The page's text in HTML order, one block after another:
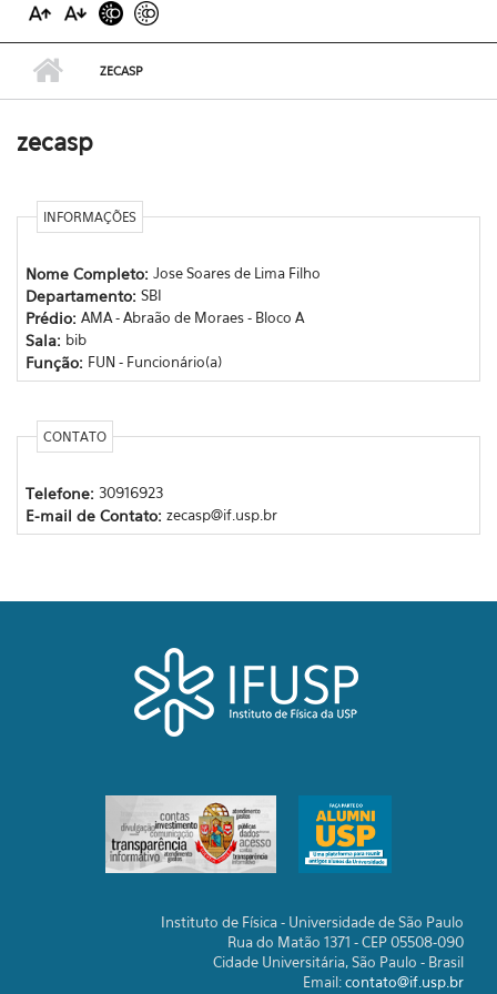
ZECASP
zecasp
INFORMAÇÕES
Nome Completo: Jose Soares de Lima Filho
Departamento: SBI
Prédio: AMA - Abraão de Moraes - Bloco A
Sala: bib
Função: FUN - Funcionário(a)
CONTATO
Telefone: 30916923
E-mail de Contato: zecasp@if.usp.br
Instituto de Física - Universidade de São Paulo
Rua do Matão 1371 - CEP 05508-090
Cidade Universitária, São Paulo - Brasil
Email:contato@if.usp.br